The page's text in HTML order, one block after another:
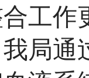
工作
局通